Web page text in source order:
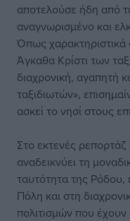
αποτελούσε ήδη από
αναγνωρισμένο και
Όπως χαρακτηριστικά
Άγκαθα Κρίστι των
διαχρονική, αγαπητή
ταξιδιωτών»,
ασκεί το νησί στους
Στο εκτενές
αναδεικνύει τη
ταυτότητα της Ρόδου,
Πόλη και στη
πολιτισμών που